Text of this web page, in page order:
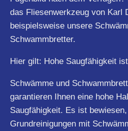
das Fliesenwerkzeug von Karl
beispielsweise unsere
Schwammbretter.
Hier gilt: Hohe Saugfähigkeit
Schwämme und
garantieren Ihnen eine hohe
Saugfähigkeit. Es ist
Grundreinigungen mit